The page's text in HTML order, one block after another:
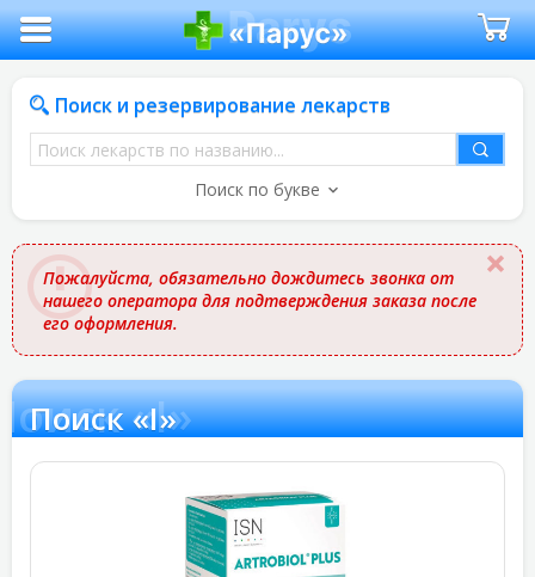
Поиск и резервирование лекарств
Поиск
лекарств
названию
Поиск по букве
Пожалуйста, обязательно дождитесь звонка от
нашего оператора для подтверждения заказа после
его оформления.
«I»
Поиск «I»